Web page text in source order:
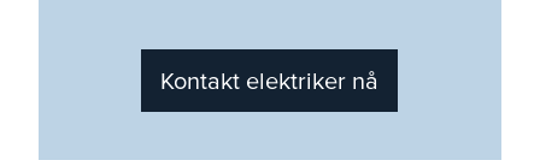
Kontakt elektriker nå